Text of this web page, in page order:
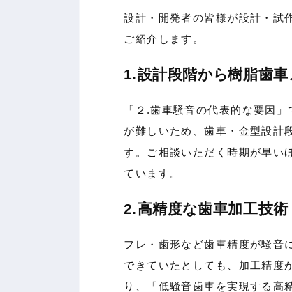
設計・開発者の皆様が設計・試
ご紹介します。
1.設計段階から樹脂歯
「２.歯車騒音の代表的な要因
が難しいため、歯車・金型設計
す。ご相談いただく時期が早い
ています。
2.高精度な歯車加工技術
フレ・歯形など歯車精度が騒音
できていたとしても、加工精度
り、「低騒音歯車を実現する高